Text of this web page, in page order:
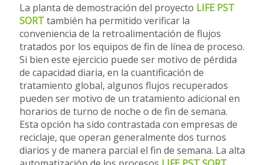
La planta de demostración del proyecto LIFE PST
SORTtambién ha permitido verificar la
conveniencia de la retroalimentación de flujos
tratados por los equipos de fin de línea de proceso.
Si bien este ejercicio puede ser motivo de pérdida
de capacidad diaria, en la cuantificación de
tratamiento global, algunos flujos recuperados
pueden ser motivo de un tratamiento adicional en
horarios de turno de noche o de fin de semana.
Esta opción ha sido contrastada con empresas de
reciclaje, que operan generalmente dos turnos
diarios y de manera parcial el fin de semana. La alta